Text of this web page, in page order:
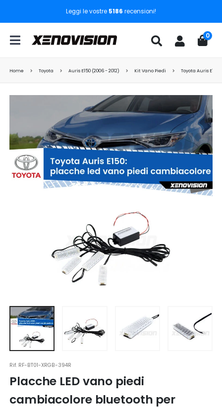
Leggi le vostre 5186 recensioni!
0
Home Toyota Auris E150 (2006 - 2012) Kit Vano Piedi Toyota Auris
Rif. RF-BT01-XRGB-394R
Placche LED vano piedi
cambiacolore bluetooth per